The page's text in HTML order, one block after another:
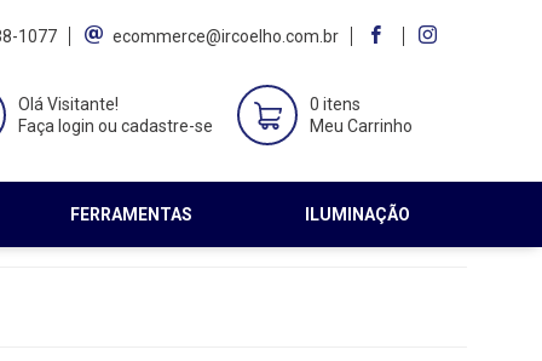
1077 ecommerce@ircoelho.com.br
Olá Visitante!
Faça login ou cadastre-se
0 itens
Meu Carrinho
FERRAMENTAS ILUMINAÇÃO